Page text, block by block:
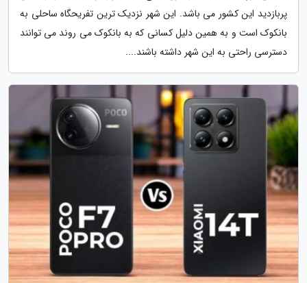
پربازدید این کشور می باشد. این شهر نزدیک ترین تفریحگاه ساحلی به
بانکوک است و به همین دلیل کسانی که به بانکوک می روند می توانند
دسترسی راحتی به این شهر داشته باشند....